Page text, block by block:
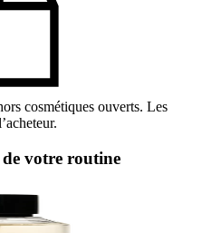
cosmétiques ouverts. Les
votre routine